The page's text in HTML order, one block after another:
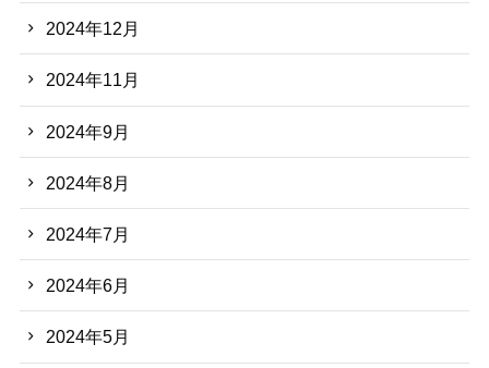
2024年12月
2024年11月
2024年9月
2024年8月
2024年7月
2024年6月
2024年5月